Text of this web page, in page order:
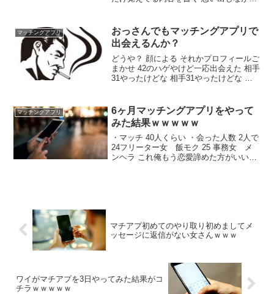
ワイは27 相手25 まだ会ったことはない
メッセージして1週間くらい経って頃合見
計らって通話誘ったらOKもらった感じ
マッチングアプリ
おっさんでもマッチングアプリで
出会えるんか？
どうや？ 顔による それかプロフィールご
まかせ 42のハゲやけど一応出会えた 相手
31やったけどな 相手31やったけどな や
も続いとる 一番理想やんけ ええな 職場
の28くらいの女の子が40代のおっさんと
結婚したの聞いて発狂しそうになったわ
マッチングアプリ
6ヶ月マッチングアプリをやって
みた結果ｗｗｗｗｗ
・マッチ 40人くらい ・会った人数 2人で
24フリーター女 飯モク 25 事務女 メ
ンヘラ これ俺もう恋愛諦めた方がいいっ
マチアプ初めてのやり取り初めましてメ
ッセージに返信がない女さんｗｗｗ
ワイがマチアプを3日やってみた結果がコ
チラｗｗｗｗｗ